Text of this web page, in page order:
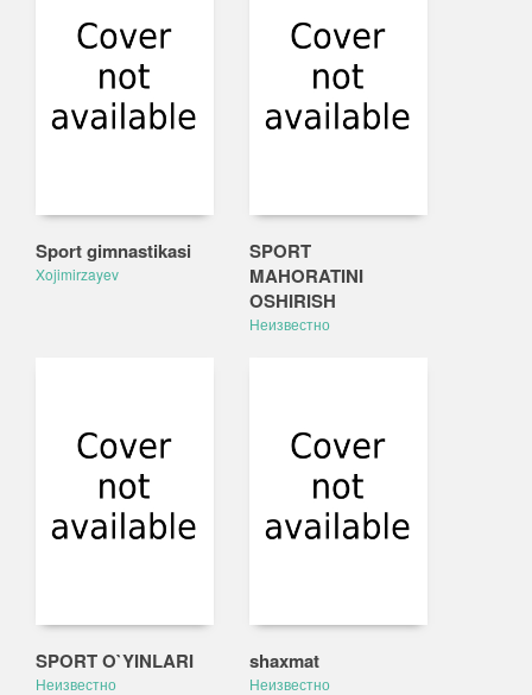
Sport gimnastikasi
Xojimirzayev
SPORT
MAHORATINI
OSHIRISH
Неизвестно
SPORT O`YINLARI
Неизвестно
shaxmat
Неизвестно